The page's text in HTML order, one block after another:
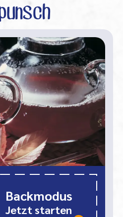
Backmodus
Jetzt starten